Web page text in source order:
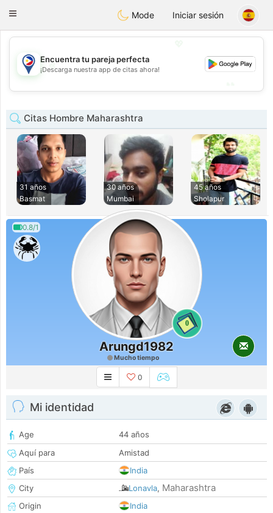
Philippines Chat
Toggle
Mode Iniciar sesión
💖
💕
Encuentra tu pareja perfecta
¡Descarga nuestra app de citas ahora!
Citas Hombre Maharashtra
31 años
Basmat
30 años
Mumbai
45 años
Sholapur
0.8/1
0
Arungd1982
Mucho tiempo
0
Mi identidad
Age
44 años
Aquí para
Amistad
País
India
City
Lonavla, Maharashtra
Origin
India